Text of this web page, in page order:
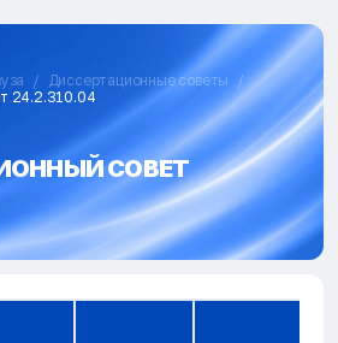
Диссертационные советы
24.2.310.04
СОВЕТ